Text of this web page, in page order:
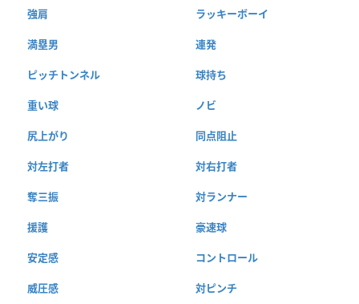
強肩 ラッキーボーイ
満塁男 連発
ピッチトンネル 球持ち
重い球 ノビ
尻上がり 同点阻止
対左打者 対右打者
奪三振 対ランナー
援護 豪速球
安定感 コントロール
威圧感 対ピンチ